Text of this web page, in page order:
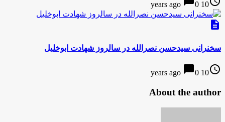
10 years ago
0
description
سخنرانی سیدحسن نصرالله در سالروز شهادت ابوخلیل
access_time
10 years ago
chat_bubble0
About the author